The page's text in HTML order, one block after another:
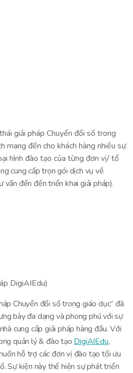
giải pháp Chuyển đổi số trong
mang đến cho khách hàng nhiều sự
hình đào tạo của từng đơn vị/ tổ
cung cấp trọn gói dịch vụ về
đến đến triển khai giải pháp).
DigiAIEdu)
Chuyển đổi số trong giáo dục” đã
bày đa dạng và phong phú với sự
cung cấp giải pháp hàng đầu. Với
quản lý & đào tạo DigiAIEdu,
hỗ trợ các đơn vị đào tạo tối ưu
Sự kiện này thể hiện sự phát triển